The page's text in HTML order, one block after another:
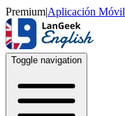
Premium|Aplicación Móvil
Toggle navigation